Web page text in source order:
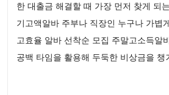
한 대출금 해결할 때 가장 먼저 찾게 되
기고액알바 주부나 직장인 누구나 가볍
고효율 알바 선착순 모집 주말고소득알
공백 타임을 활용해 두둑한 비상금을